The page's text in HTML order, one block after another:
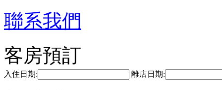
聯系我們
客房預訂
入住日期: 離店日期: